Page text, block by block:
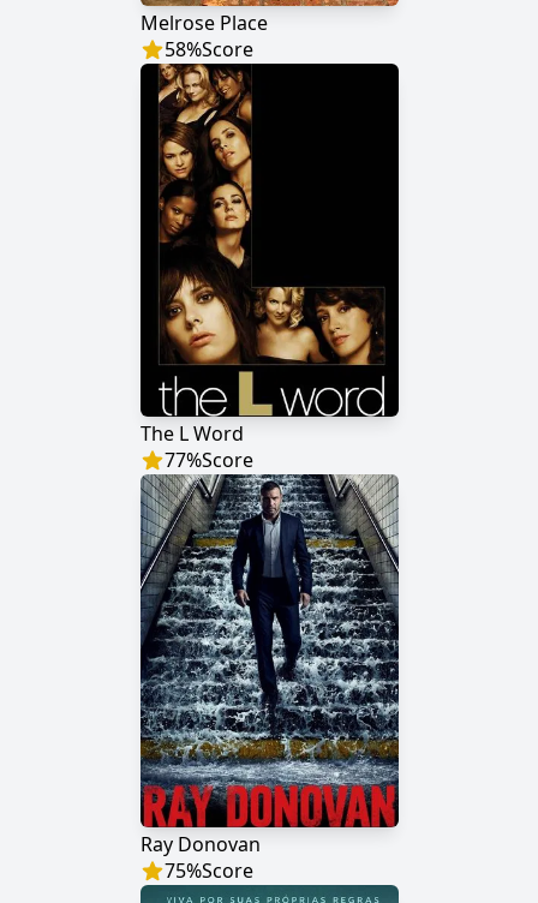
Melrose Place
58%Score
The L Word
77%Score
Ray Donovan
75%Score